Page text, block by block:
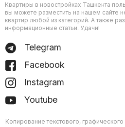
Квартиры в новостройках Ташкента
вы можете разместить на нашем сайте
квартир любой из категорий. А также
информационные статьи. Удачи!
Telegram
Facebook
Instagram
Youtube
Копирование текстового,